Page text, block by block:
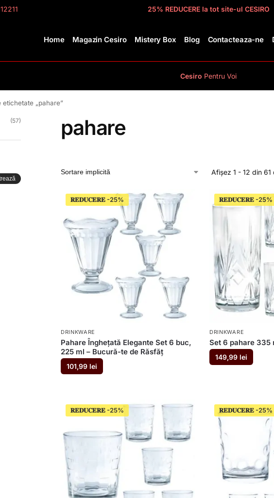
25% REDUCERE la tot site-ul CESIRO
Home Magazin Cesiro Mistery Box Blog Contacteaza-ne
Cesiro Pentru Voi
etichetate „pahare”
pahare
Afișez 1 - 12 din
𝐑𝐄𝐃𝐔𝐂𝐄𝐑𝐄
DRINKWARE
Pahare Înghețată Elegante Set 6 buc,
225 ml – Bucură-te de Răsfăț
101,99 lei
𝐑𝐄𝐃𝐔𝐂𝐄𝐑𝐄
DRINKWARE
Set 6 pahare 335
149,99 lei
𝐑𝐄𝐃𝐔𝐂𝐄𝐑𝐄 𝐑𝐄𝐃𝐔𝐂𝐄𝐑𝐄
(57)